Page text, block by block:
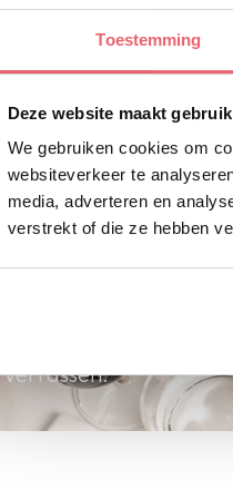
Toestemming
Deze website maakt
We gebruiken cookies om
websiteverkeer te
media, adverteren en
verstrekt of die ze hebben
Kom werken in
verrassen.